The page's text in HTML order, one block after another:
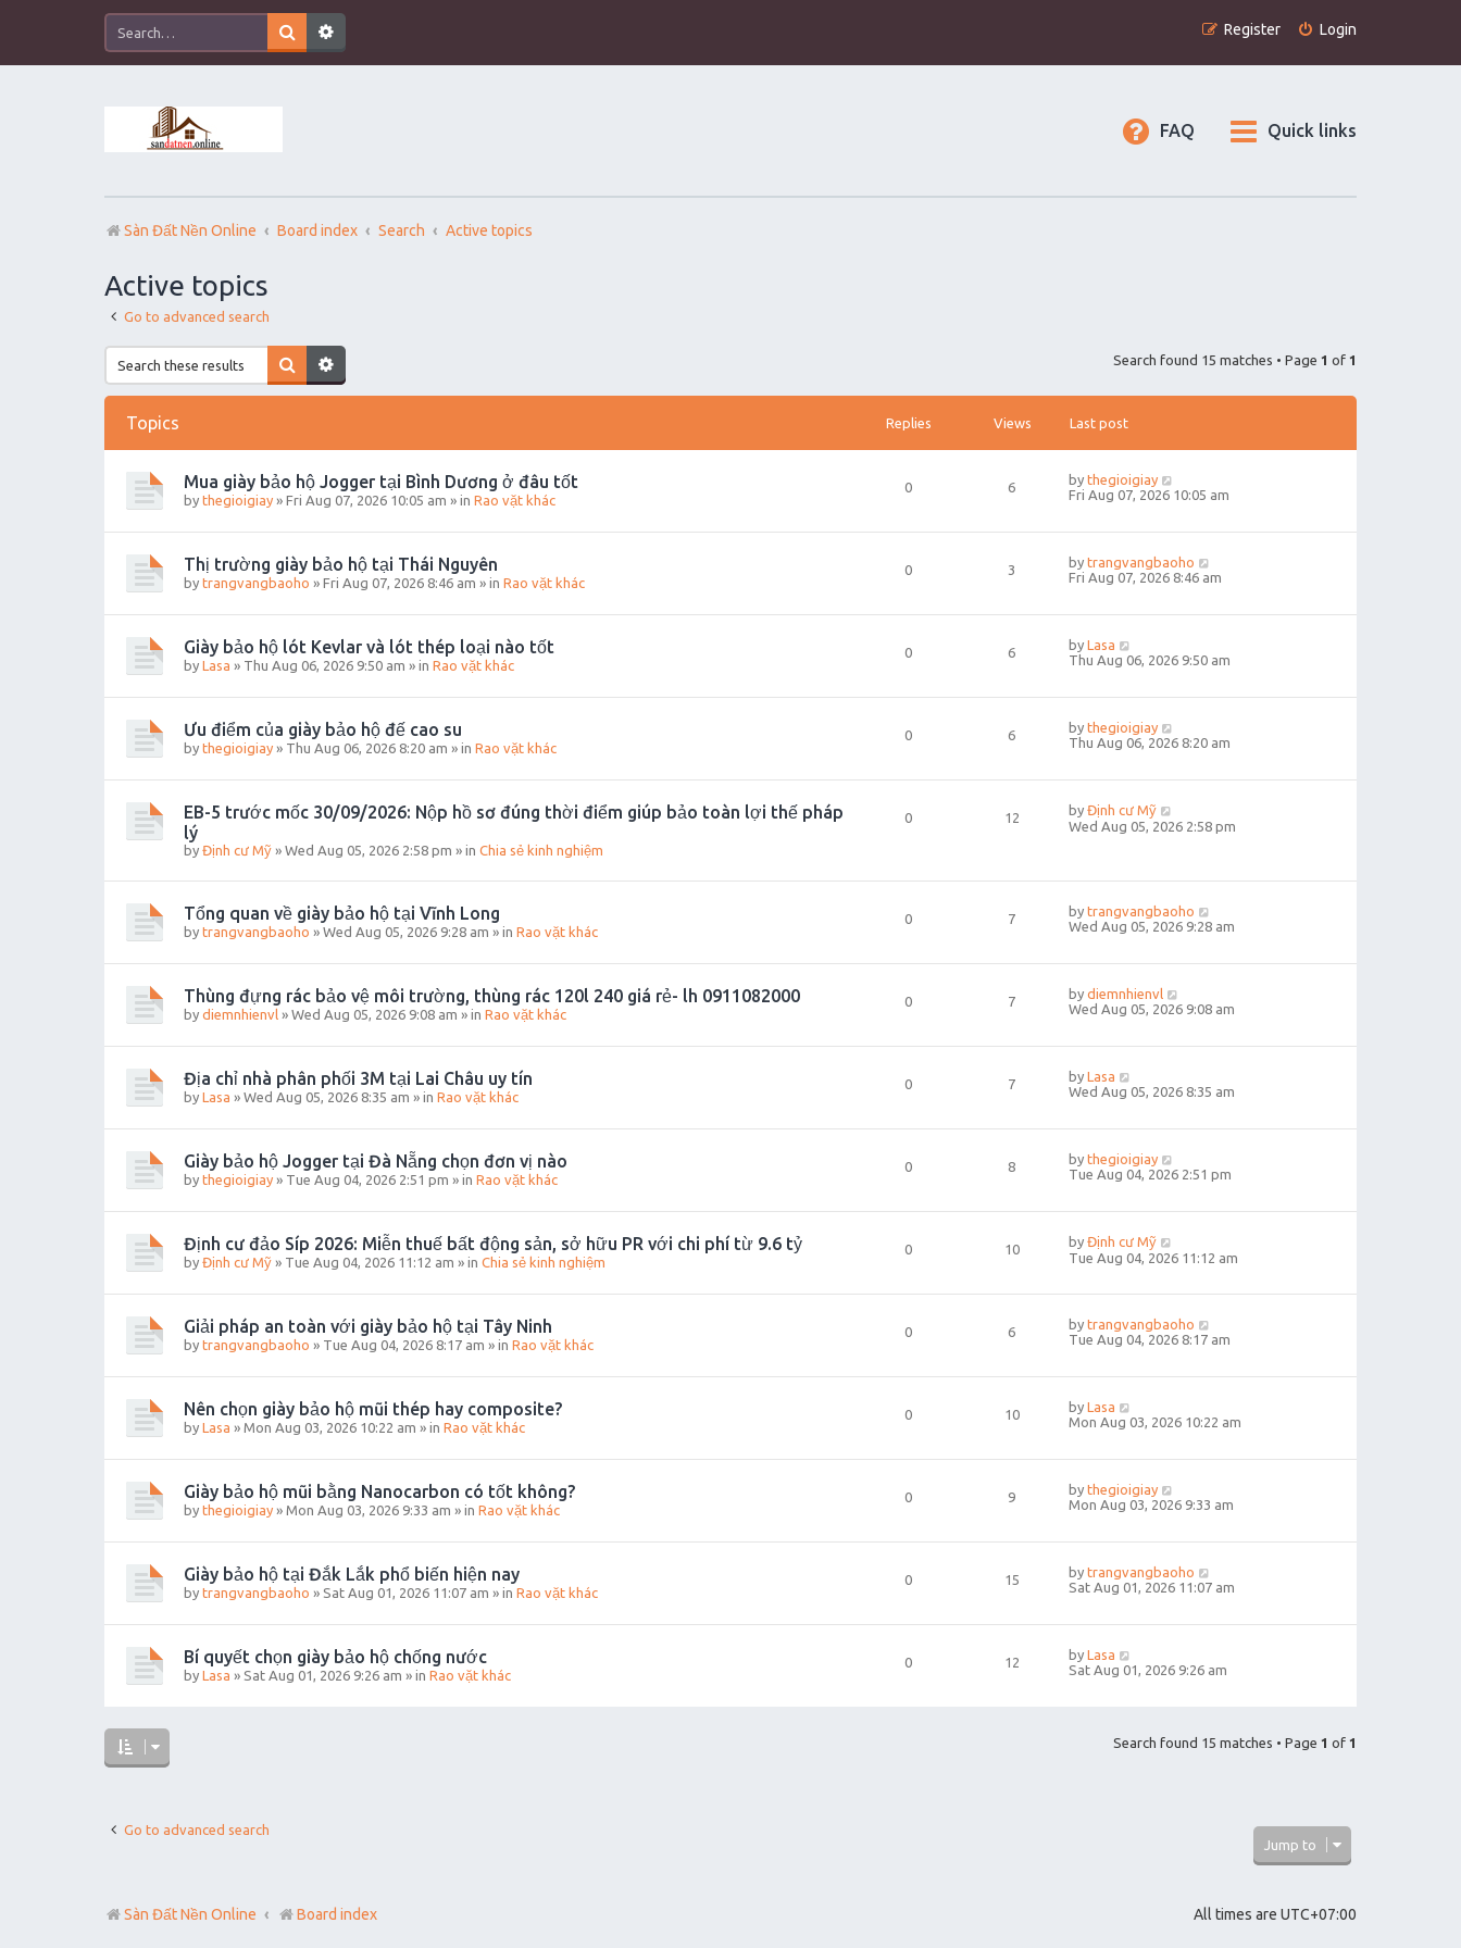
Login
Register
Quick links
FAQ
Sàn Đất Nền Online Board index Search Active topics
Active topics
Go to advanced search
Search found 15 matches • Page 1 of 1
Topics Replies Views Last post
Mua giày bảo hộ Jogger tại Bình Dương ở đâu tốt
by thegioigiay » Fri Aug 07, 2026 10:05 am » in Rao vặt khác
0 6 by thegioigiay
Fri Aug 07, 2026 10:05 am
Thị trường giày bảo hộ tại Thái Nguyên
by trangvangbaoho » Fri Aug 07, 2026 8:46 am » in Rao vặt khác
0 3 by trangvangbaoho
Fri Aug 07, 2026 8:46 am
Giày bảo hộ lót Kevlar và lót thép loại nào tốt
by Lasa » Thu Aug 06, 2026 9:50 am » in Rao vặt khác
0 6 by Lasa
Thu Aug 06, 2026 9:50 am
Ưu điểm của giày bảo hộ đế cao su
by thegioigiay » Thu Aug 06, 2026 8:20 am » in Rao vặt khác
0 6 by thegioigiay
Thu Aug 06, 2026 8:20 am
EB-5 trước mốc 30/09/2026: Nộp hồ sơ đúng thời điểm giúp bảo toàn lợi thế pháp
lý
by Định cư Mỹ » Wed Aug 05, 2026 2:58 pm » in Chia sẻ kinh nghiệm
0 12 by Định cư Mỹ
Wed Aug 05, 2026 2:58 pm
Tổng quan về giày bảo hộ tại Vĩnh Long
by trangvangbaoho » Wed Aug 05, 2026 9:28 am » in Rao vặt khác
0 7 by trangvangbaoho
Wed Aug 05, 2026 9:28 am
Thùng đựng rác bảo vệ môi trường, thùng rác 120l 240 giá rẻ- lh 0911082000
by diemnhienvl » Wed Aug 05, 2026 9:08 am » in Rao vặt khác
0 7 by diemnhienvl
Wed Aug 05, 2026 9:08 am
Địa chỉ nhà phân phối 3M tại Lai Châu uy tín
by Lasa » Wed Aug 05, 2026 8:35 am » in Rao vặt khác
0 7 by Lasa
Wed Aug 05, 2026 8:35 am
Giày bảo hộ Jogger tại Đà Nẵng chọn đơn vị nào
by thegioigiay » Tue Aug 04, 2026 2:51 pm » in Rao vặt khác
0 8 by thegioigiay
Tue Aug 04, 2026 2:51 pm
Định cư đảo Síp 2026: Miễn thuế bất động sản, sở hữu PR với chi phí từ 9.6 tỷ
by Định cư Mỹ » Tue Aug 04, 2026 11:12 am » in Chia sẻ kinh nghiệm
0 10 by Định cư Mỹ
Tue Aug 04, 2026 11:12 am
Giải pháp an toàn với giày bảo hộ tại Tây Ninh
by trangvangbaoho » Tue Aug 04, 2026 8:17 am » in Rao vặt khác
0 6 by trangvangbaoho
Tue Aug 04, 2026 8:17 am
Nên chọn giày bảo hộ mũi thép hay composite?
by Lasa » Mon Aug 03, 2026 10:22 am » in Rao vặt khác
0 10 by Lasa
Mon Aug 03, 2026 10:22 am
Giày bảo hộ mũi bằng Nanocarbon có tốt không?
by thegioigiay » Mon Aug 03, 2026 9:33 am » in Rao vặt khác
0 9 by thegioigiay
Mon Aug 03, 2026 9:33 am
Giày bảo hộ tại Đắk Lắk phổ biến hiện nay
by trangvangbaoho » Sat Aug 01, 2026 11:07 am » in Rao vặt khác
0 15 by trangvangbaoho
Sat Aug 01, 2026 11:07 am
Bí quyết chọn giày bảo hộ chống nước
by Lasa » Sat Aug 01, 2026 9:26 am » in Rao vặt khác
0 12 by Lasa
Sat Aug 01, 2026 9:26 am
Search found 15 matches • Page 1 of 1
Go to advanced search
Jump to
All times are UTC+07:00
Sàn Đất Nền Online Board index